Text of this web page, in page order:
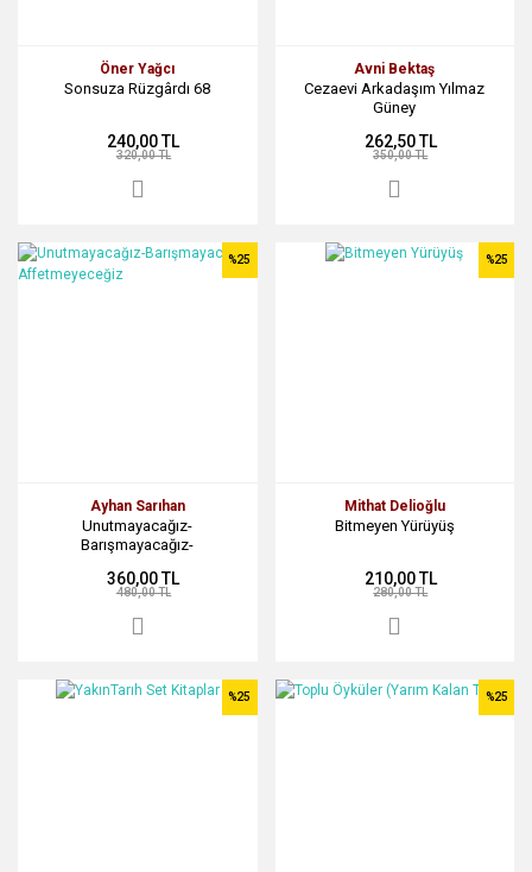
Öner Yağcı
Sonsuza Rüzgârdı 68
240,00 TL
320,00 TL
Avni Bektaş
Cezaevi Arkadaşım Yılmaz
Güney
262,50 TL
350,00 TL
Ayhan Sarıhan
Unutmayacağız-
Barışmayacağız-
%25
360,00 TL
480,00 TL
Mithat Delioğlu
Bitmeyen Yürüyüş
%25
210,00 TL
280,00 TL
%25 %25